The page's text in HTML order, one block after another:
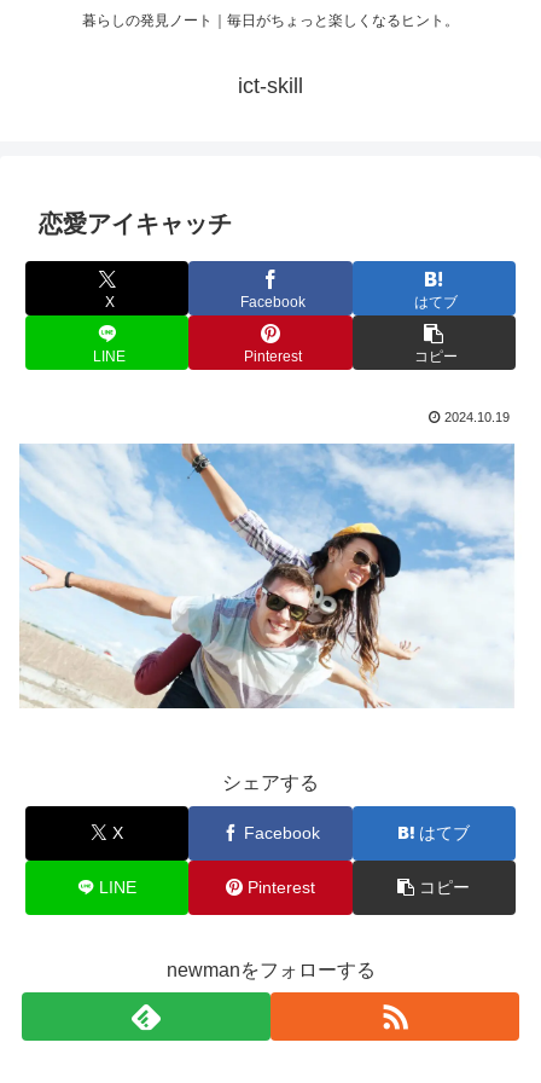
暮らしの発見ノート｜毎日がちょっと楽しくなるヒント。
ict-skill
恋愛アイキャッチ
X Facebook はてブ
LINE Pinterest コピー
2024.10.19
シェアする
X Facebook はてブ
LINE Pinterest コピー
newmanをフォローする